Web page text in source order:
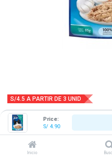
Price:
S/ 4.90
Inicio
S/4.5 A PARTIR DE 3 UNID
FELIX POUCH
4.90